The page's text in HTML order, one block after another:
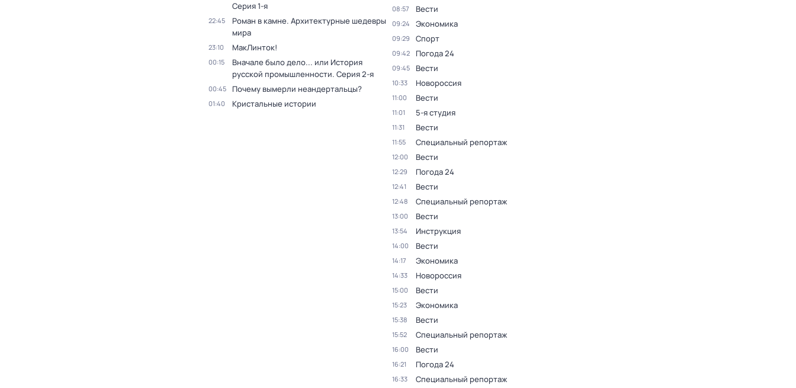
Серия 1-я
22:45
Роман в камне. Архитектурные шедевры
мира
23:10 МакЛинток!
00:15
Вначале было дело... или История
русской промышленности. Серия 2-я
00:45 Почему вымерли неандертальцы?
01:40 Кристальные истории
08:57 Вести
09:24 Экономика
09:29 Спорт
09:42 Погода 24
09:45 Вести
10:33 Новороссия
11:00 Вести
11:01 5-я студия
11:31 Вести
11:55 Специальный репортаж
12:00 Вести
12:29 Погода 24
12:41 Вести
12:48 Специальный репортаж
13:00 Вести
13:54 Инструкция
14:00 Вести
14:17 Экономика
14:33 Новороссия
15:00 Вести
15:23 Экономика
15:38 Вести
15:52 Специальный репортаж
16:00 Вести
16:21 Погода 24
16:33 Специальный репортаж